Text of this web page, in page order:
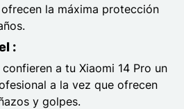
la máxima protección
:
a tu Xiaomi 14 Pro un
a la vez que ofrecen
y golpes.